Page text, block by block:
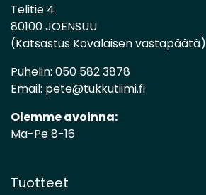
Telitie 4
80100 JOENSUU
(Katsastus Kovalaisen vastapäätä)
Puhelin: 050 582 3878
Email: pete@tukkutiimi.fi
Olemme avoinna:
Ma-Pe 8-16
Tuotteet